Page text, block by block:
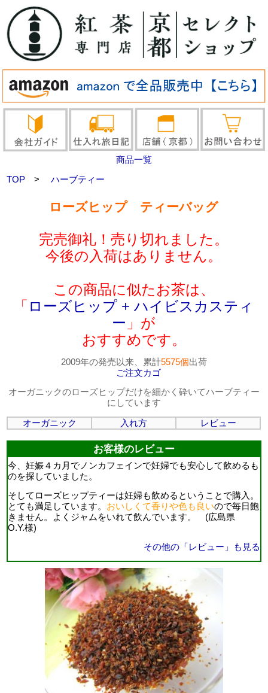
商品一覧
TOP >ハーブティー
ローズヒップ ティーバッグ
完売御礼！売り切れました。
今後の入荷はありません。
この商品に似たお茶は、
「 ローズヒップ + ハイビスカスティ
ー 」が
おすすめです。
2009年の発売以来、累計5575個出荷
ご注文カゴ
オーガニックのローズヒップだけを細かく砕いてハーブティー
にしています
オーガニック
入れ方 レビュー
お客様のレビュー
今、妊娠４カ月でノンカフェインで妊婦でも安心して飲めるも
のを探していました。
そしてローズヒップティーは妊婦も飲めるということで購入。
とても満足しています。 おいしくて香りや色も良いので毎日飽
きません。よくジャムをいれて飲んでいます。 (広島県
O.Y.様)
その他の「レビュー」も見る